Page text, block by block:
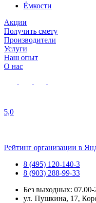
Ёмкости
Акции
Получить смету
Производители
Услуги
Наш опыт
О нас
5,0
Рейтинг организации в
8 (495) 120-140-3
8 (903) 288-99-33
Без выходных: 07.00-
ул. Пушкина, 17,